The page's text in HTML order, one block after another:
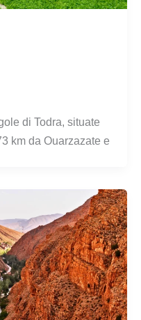
di Todra, situate
km da Ouarzazate e